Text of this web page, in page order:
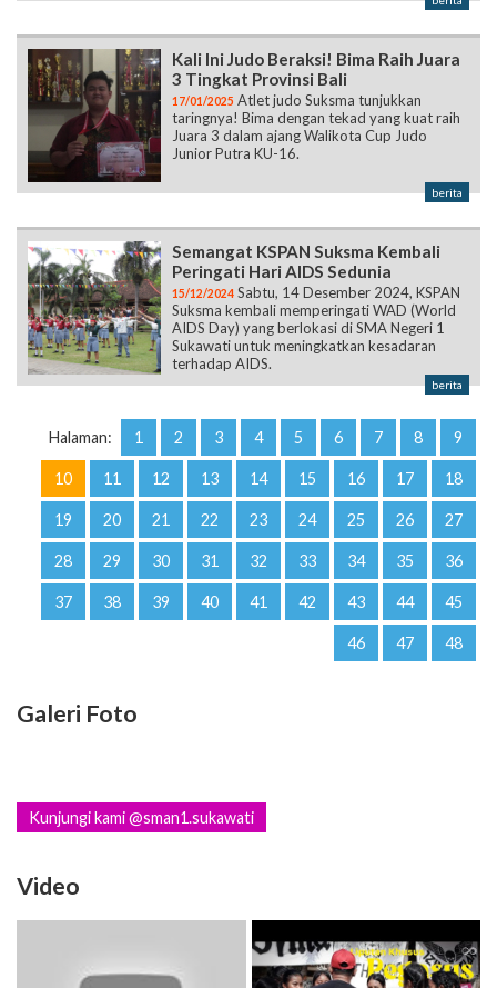
Kali Ini Judo Beraksi! Bima Raih Juara
3 Tingkat Provinsi Bali
17/01/2025 Atlet judo Suksma tunjukkan
taringnya! Bima dengan tekad yang kuat raih
Juara 3 dalam ajang Walikota Cup Judo
Junior Putra KU-16.
berita
Semangat KSPAN Suksma Kembali
Peringati Hari AIDS Sedunia
15/12/2024 Sabtu, 14 Desember 2024, KSPAN
Suksma kembali memperingati WAD (World
AIDS Day) yang berlokasi di SMA Negeri 1
Sukawati untuk meningkatkan kesadaran
terhadap AIDS.
berita
Halaman: 1 2 3 4 5 6 7 8 9
10 11 12 13 14 15 16 17 18
19 20 21 22 23 24 25 26 27
28 29 30 31 32 33 34 35 36
37 38 39 40 41 42 43 44 45
46 47 48
Galeri Foto
Kunjungi kami @sman1.sukawati
Video